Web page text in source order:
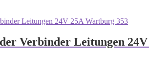
Verbinder Leitungen